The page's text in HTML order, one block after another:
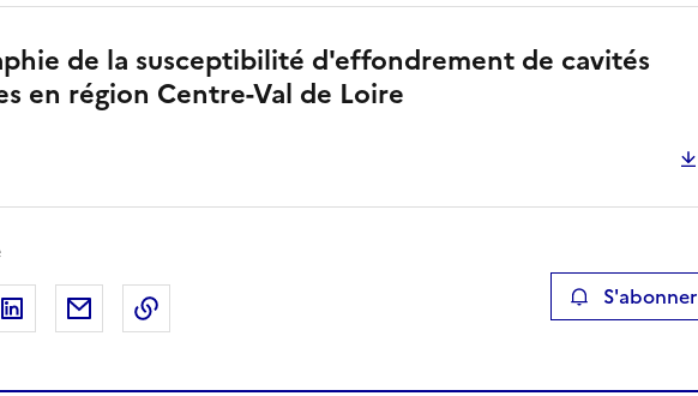
de la susceptibilité d'effondrement de cavités
en région Centre-Val de Loire
Facebook
sur X
Partager sur LinkedIn
Partager par emailCopier le lien de la page dans le presse-papier S'abonner